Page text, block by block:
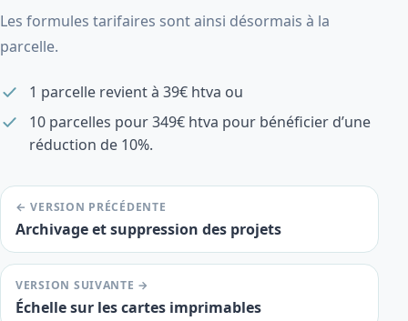
Les formules tarifaires sont ainsi désormais à la
parcelle.
1 parcelle revient à 39€ htva ou
10 parcelles pour 349€ htva pour bénéficier d’une
réduction de 10%.
← VERSION PRÉCÉDENTE
Archivage et suppression des projets
VERSION SUIVANTE →
Échelle sur les cartes imprimables